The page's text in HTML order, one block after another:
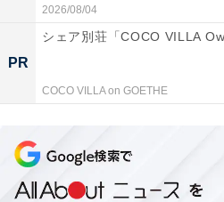
2026/08/04
PR
シェア別荘「COCO VILLA
COCO VILLA on GOETHE